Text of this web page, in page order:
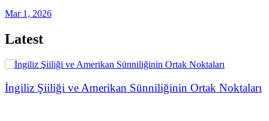
Mar 1, 2026
Latest
İngiliz Şiiliği ve Amerikan Sünniliğinin Ortak Noktaları